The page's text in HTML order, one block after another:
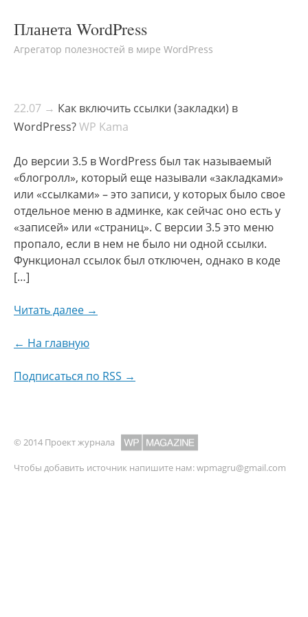
Планета WordPress
Агрегатор полезностей в мире WordPress
22.07 → Как включить ссылки (закладки) в
WordPress?WP Kama
До версии 3.5 в WordPress был так называемый
«блогролл», который еще называли «закладками»
или «ссылками» – это записи, у которых было свое
отдельное меню в админке, как сейчас оно есть у
«записей» или «страниц». С версии 3.5 это меню
пропало, если в нем не было ни одной ссылки.
Функционал ссылок был отключен, однако в коде
[…]
Читать далее →
← На главную
Подписаться по RSS →
© 2014 Проект журнала
Чтобы добавить источник напишите нам:wpmagru@gmail.com